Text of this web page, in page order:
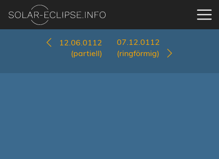
12.06.0112
(partiell)
07.12.0112
(ringförmig)